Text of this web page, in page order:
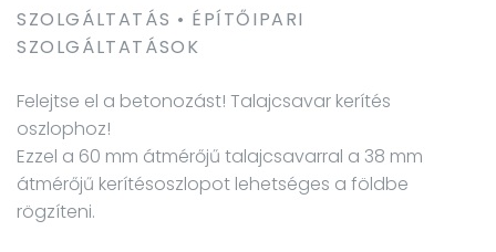
SZOLGÁLTATÁS • ÉPÍTŐIPARI
SZOLGÁLTATÁSOK
Felejtse el a betonozást! Talajcsavar kerítés
oszlophoz!
Ezzel a 60 mm átmérőjű talajcsavarral a 38 mm
átmérőjű kerítésoszlopot lehetséges a földbe
rögzíteni.